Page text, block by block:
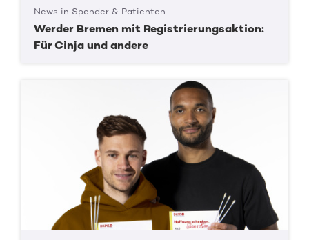
News in Spender & Patienten
Werder Bremen mit Registrierungsaktion:
Für Cinja und andere